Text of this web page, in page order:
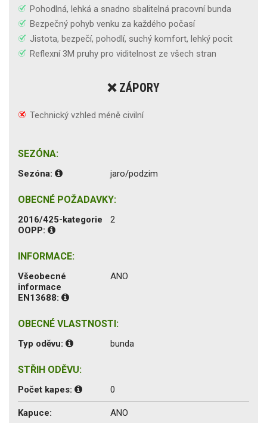
Pohodlná, lehká a snadno sbalitelná pracovní bunda
Bezpečný pohyb venku za každého počasí
Jistota, bezpečí, pohodlí, suchý komfort, lehký pocit
Reflexní 3M pruhy pro viditelnost ze všech stran
❌ ZÁPORY
Technický vzhled méně civilní
SEZÓNA:
Sezóna: jaro/podzim
OBECNÉ POŽADAVKY:
2016/425-kategorie
OOPP:
2
INFORMACE:
Všeobecné
informace
EN13688:
ANO
OBECNÉ VLASTNOSTI:
Typ oděvu: bunda
STŘIH ODĚVU:
Počet kapes: 0
Kapuce: ANO